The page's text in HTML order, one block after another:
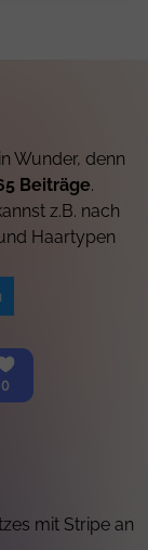
Wunder, denn
Beiträge.
z.B. nach
Haartypen
mit Stripe an